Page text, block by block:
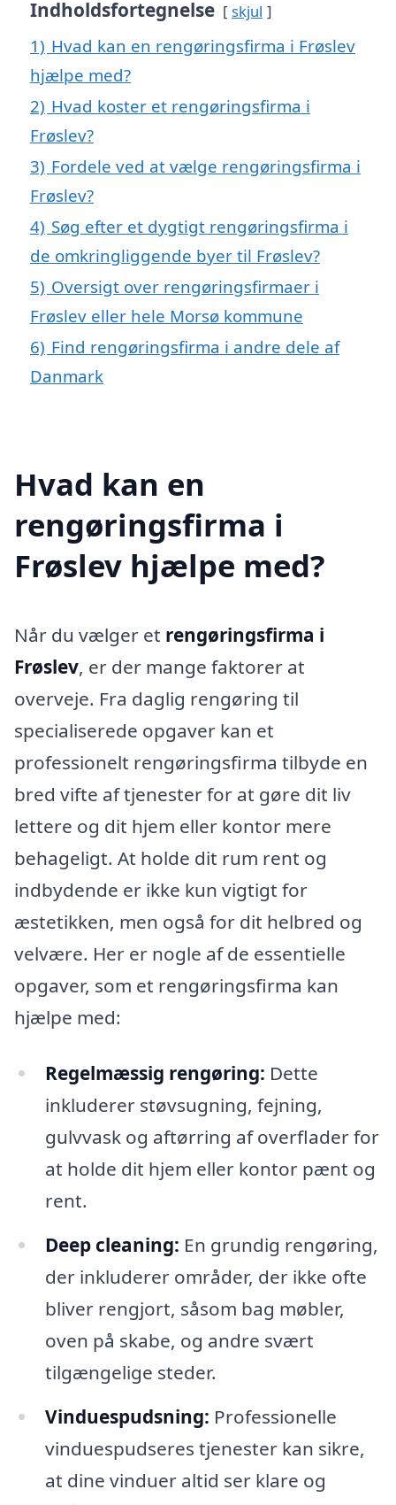
Indholdsfortegnelse skjul
1) Hvad kan en rengøringsfirma i Frøslev
hjælpe med?
2) Hvad koster et rengøringsfirma i
Frøslev?
3) Fordele ved at vælge rengøringsfirma i
Frøslev?
4) Søg efter et dygtigt rengøringsfirma i
de omkringliggende byer til Frøslev?
5) Oversigt over rengøringsfirmaer i
Frøslev eller hele Morsø kommune
6) Find rengøringsfirma i andre dele af
Danmark
Hvad kan en
rengøringsfirma i
Frøslev hjælpe med?
Når du vælger et rengøringsfirma i
Frøslev, er der mange faktorer at
overveje. Fra daglig rengøring til
specialiserede opgaver kan et
professionelt rengøringsfirma tilbyde en
bred vifte af tjenester for at gøre dit liv
lettere og dit hjem eller kontor mere
behageligt. At holde dit rum rent og
indbydende er ikke kun vigtigt for
æstetikken, men også for dit helbred og
velvære. Her er nogle af de essentielle
opgaver, som et rengøringsfirma kan
hjælpe med:
Regelmæssig rengøring: Dette
inkluderer støvsugning, fejning,
gulvvask og aftørring af overflader for
at holde dit hjem eller kontor pænt og
rent.
Deep cleaning: En grundig rengøring,
der inkluderer områder, der ikke ofte
bliver rengjort, såsom bag møbler,
oven på skabe, og andre svært
tilgængelige steder.
Vinduespudsning: Professionelle
vinduespudseres tjenester kan sikre,
at dine vinduer altid ser klare og